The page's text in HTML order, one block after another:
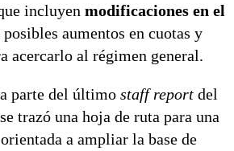
incluyen modificaciones en el
posibles aumentos en cuotas y
acercarlo al régimen general.
parte del último staff report del
trazó una hoja de ruta para una
a ampliar la base de